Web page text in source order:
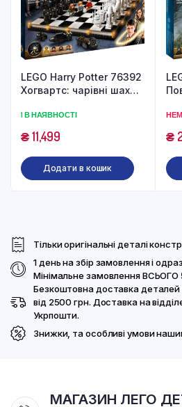
LEGO Harry Potter 76392
Хогвартс: чарівні шахи
1 В НАЯВНОСТІ
₴11,499
Додати в кошик
₴
Тільки оригінальні деталі
1 день на збір замовлення і
Мінімальне замовлення ВСЬОГО
Безкоштовна доставка
від 2500 грн. Доставка на
Укрпошти.
Знижки, та особливі умови
МАГАЗИН ЛЕГО